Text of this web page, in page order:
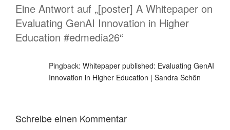
Eine Antwort auf „[poster] A Whitepaper on
Evaluating GenAI Innovation in Higher
Education #edmedia26“
Pingback: Whitepaper published: Evaluating GenAI
Innovation in Higher Education | Sandra Schön
Schreibe einen Kommentar